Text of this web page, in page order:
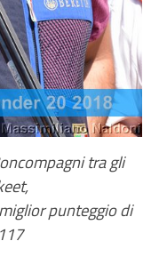
tra gli
punteggio di